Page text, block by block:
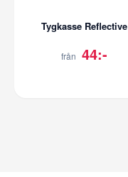
Tygkasse Reflective
från 44:-